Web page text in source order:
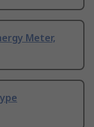
Meter,